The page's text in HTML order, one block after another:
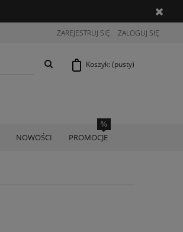
ZAREJESTRUJ SIĘ ZALOGUJ SIĘ
Koszyk: (pusty)
NOWOŚCI PROMOCJE